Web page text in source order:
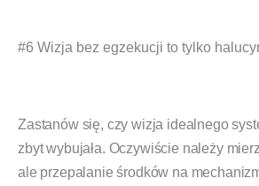
#6 Wizja bez egzekucji to tylko
Zastanów się, czy wizja idealnego
zbyt wybujała. Oczywiście należy
ale przepalanie środków na